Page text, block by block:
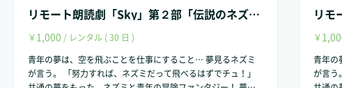
リモート朗読劇「Sky」第２部「伝説のネズミ編」（全３部）
￥1,000 / レンタル ( 30 日 )
青年の夢は、空を飛ぶことを仕事にすること… 夢見るネズミ
が言う。 「努力すれば、ネズミだって飛べるはずでチュ！」
￥
青年の
が言う